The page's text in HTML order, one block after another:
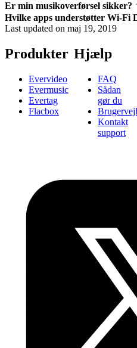
Er min musikoverførsel sikker?
Hvilke apps understøtter Wi-Fi
Last updated on maj 19, 2019
Produkter
Evervideo
Evermusic
Evertag
Flacbox
Hjælp
FAQ
Sådan
gør du
Kontakt
support